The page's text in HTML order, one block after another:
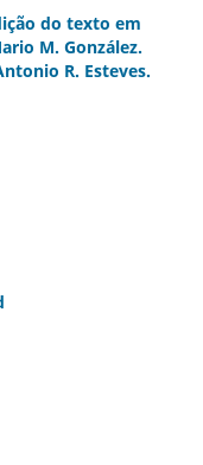
do texto em
M. González.
R. Esteves.